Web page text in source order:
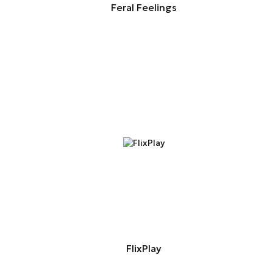
Feral Feelings
FlixPlay